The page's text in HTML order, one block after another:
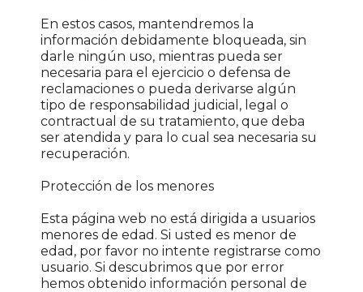
En estos casos, mantendremos la
información debidamente bloqueada, sin
darle ningún uso, mientras pueda ser
necesaria para el ejercicio o defensa de
reclamaciones o pueda derivarse algún
tipo de responsabilidad judicial, legal o
contractual de su tratamiento, que deba
ser atendida y para lo cual sea necesaria su
recuperación.
Protección de los menores
Esta página web no está dirigida a usuarios
menores de edad. Si usted es menor de
edad, por favor no intente registrarse como
usuario. Si descubrimos que por error
hemos obtenido información personal de